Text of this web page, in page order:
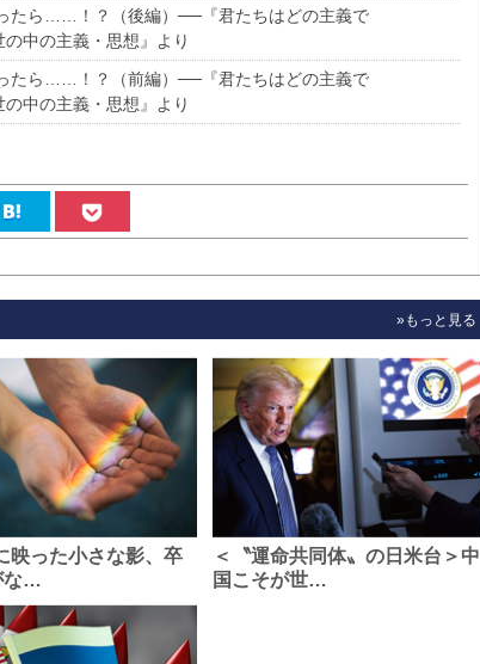
たら……！？（後編）──『君たちはどの主義で
中の主義・思想』より
たら……！？（前編）──『君たちはどの主義で
中の主義・思想』より
»もっと見る
映った小さな影、卒
な…
＜〝運命共同体〟の日米台＞中
国こそが世…